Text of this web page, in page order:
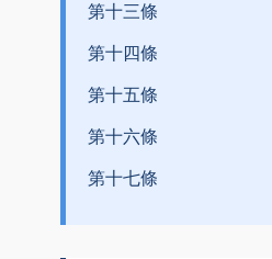
第十三條
第十四條
第十五條
第十六條
第十七條